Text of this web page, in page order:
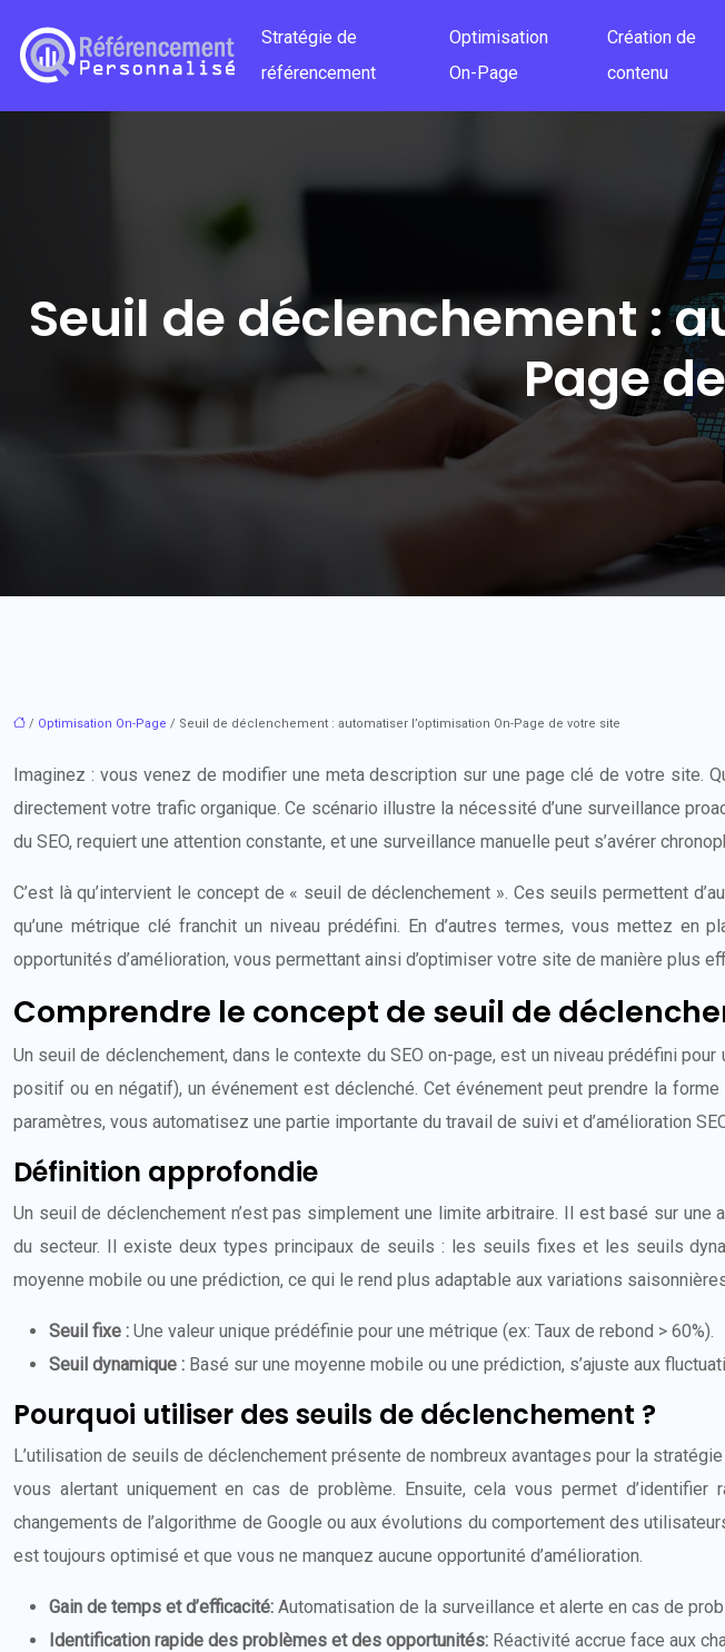
Stratégie de
référencement
Optimisation
On-Page
Création de
contenu
Seuil de déclenchement :
Page
/ Optimisation On-Page / Seuil de déclenchement : automatiser l’optimisation On-Page de votre site
Imaginez : vous venez de modifier une meta description sur une page clé de votre site.
directement votre trafic organique. Ce scénario illustre la nécessité d’une surveillance
du SEO, requiert une attention constante, et une surveillance manuelle peut s’avérer
C’est là qu’intervient le concept de « seuil de déclenchement ». Ces seuils permettent
qu’une métrique clé franchit un niveau prédéfini. En d’autres termes, vous mettez
opportunités d’amélioration, vous permettant ainsi d’optimiser votre site de manière plus
Comprendre le concept de seuil de
Un seuil de déclenchement, dans le contexte du SEO on-page, est un niveau prédéfini
positif ou en négatif), un événement est déclenché. Cet événement peut prendre la
paramètres, vous automatisez une partie importante du travail de suivi et d’amélioration
Définition approfondie
Un seuil de déclenchement n’est pas simplement une limite arbitraire. Il est basé sur
du secteur. Il existe deux types principaux de seuils : les seuils fixes et les seuils
moyenne mobile ou une prédiction, ce qui le rend plus adaptable aux variations
Seuil fixe : Une valeur unique prédéfinie pour une métrique (ex: Taux de rebond > 60%).
Seuil dynamique : Basé sur une moyenne mobile ou une prédiction, s’ajuste aux
Pourquoi utiliser des seuils de déclenchement ?
L’utilisation de seuils de déclenchement présente de nombreux avantages pour la
vous alertant uniquement en cas de problème. Ensuite, cela vous permet
changements de l’algorithme de Google ou aux évolutions du comportement des
est toujours optimisé et que vous ne manquez aucune opportunité d’amélioration.
Gain de temps et d’efficacité: Automatisation de la surveillance et alerte en cas de
Identification rapide des problèmes et des opportunités: Réactivité accrue face aux